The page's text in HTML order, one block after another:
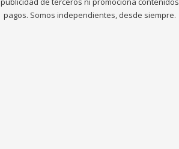
pagos. Somos independientes, desde siempre.